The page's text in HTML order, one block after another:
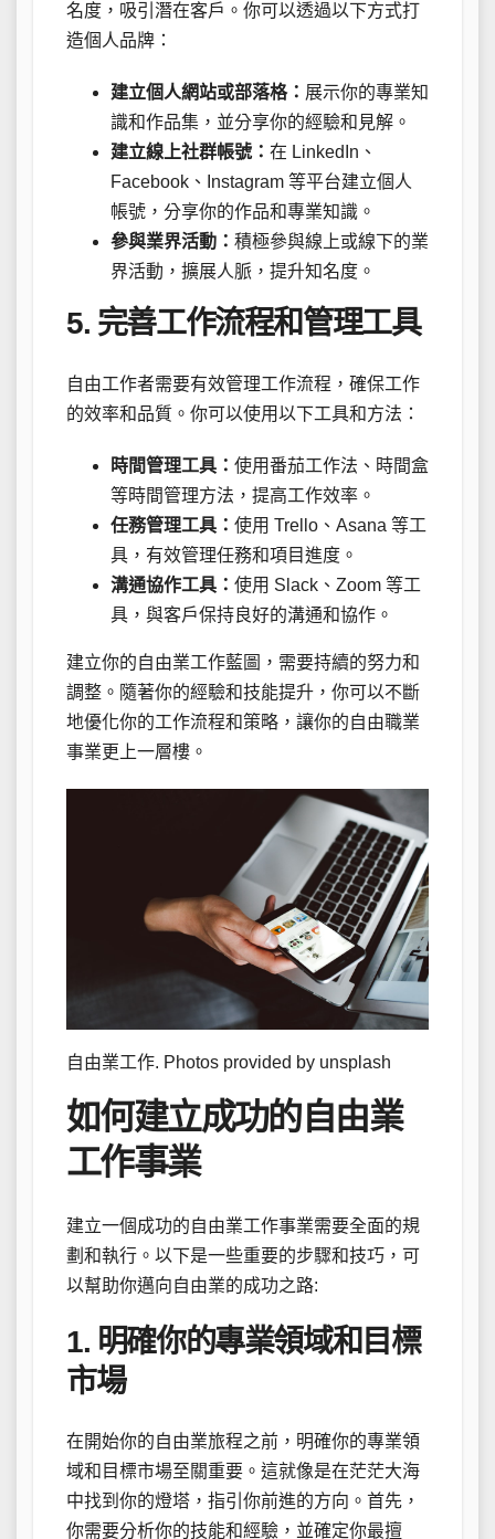
名度，吸引潛在客戶。你可以透過以下方式打
造個人品牌：
建立個人網站或部落格： 展示你的專業知
識和作品集，並分享你的經驗和見解。
建立線上社群帳號： 在 LinkedIn、
Facebook、Instagram 等平台建立個人
帳號，分享你的作品和專業知識。
參與業界活動： 積極參與線上或線下的業
界活動，擴展人脈，提升知名度。
5. 完善工作流程和管理工具
自由工作者需要有效管理工作流程，確保工作
的效率和品質。你可以使用以下工具和方法：
時間管理工具： 使用番茄工作法、時間盒
等時間管理方法，提高工作效率。
任務管理工具： 使用 Trello、Asana 等工
具，有效管理任務和項目進度。
溝通協作工具： 使用 Slack、Zoom 等工
具，與客戶保持良好的溝通和協作。
建立你的自由業工作藍圖，需要持續的努力和
調整。隨著你的經驗和技能提升，你可以不斷
地優化你的工作流程和策略，讓你的自由職業
事業更上一層樓。
自由業工作. Photos provided by unsplash
如何建立成功的自由業
工作事業
建立一個成功的自由業工作事業需要全面的規
劃和執行。以下是一些重要的步驟和技巧，可
以幫助你邁向自由業的成功之路:
1. 明確你的專業領域和目標
市場
在開始你的自由業旅程之前，明確你的專業領
域和目標市場至關重要。這就像是在茫茫大海
中找到你的燈塔，指引你前進的方向。首先，
你需要分析你的技能和經驗，並確定你最擅